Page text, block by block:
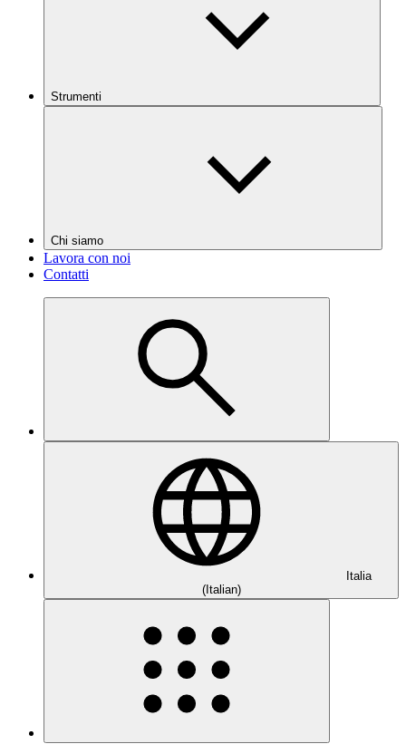
Strumenti
Chi siamo
Lavora con noi
Contatti
Italia
(Italian)